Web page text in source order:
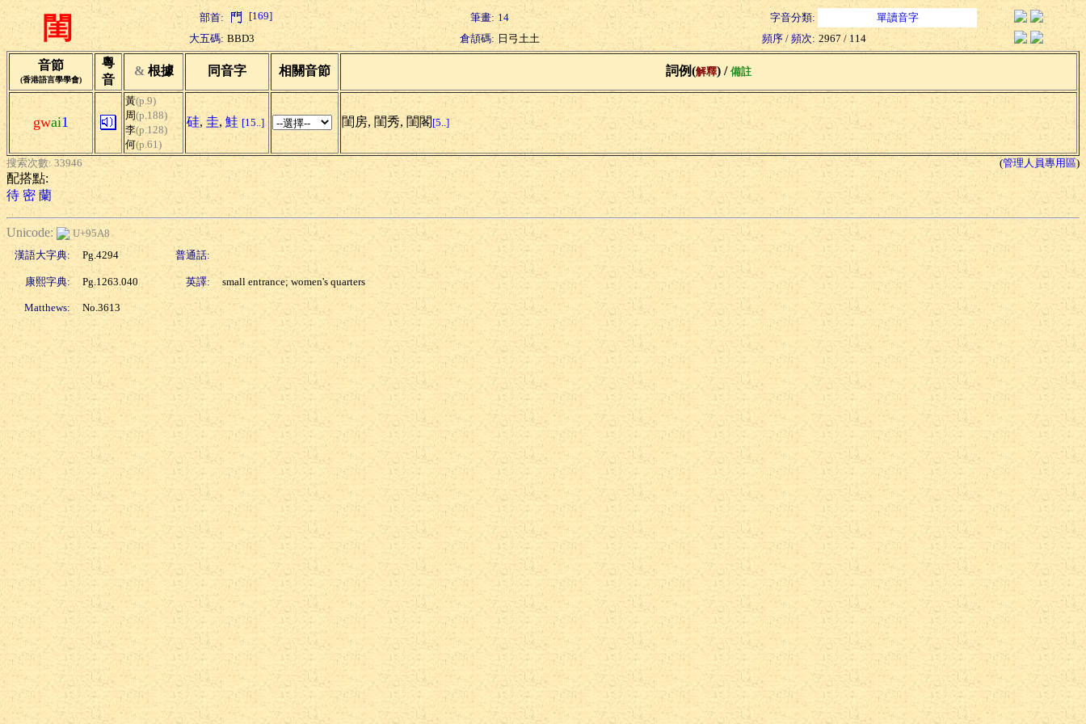
閨 部首: [169] 筆畫: 14 字音分類:
單讀音字
大五碼: BBD3 倉頡碼: 日弓土土 頻序 / 頻次: 2967 / 114
音節
(香港語言學學會)
粵
音
& 根據 同音字 相關音節 詞例(解釋) / 備註
gwai1
黃(p.9)
周(p.188)
李(p.128)
何(p.61)
硅, 圭, 鮭 [15..] 閨房, 閨秀, 閨閣 [5..]
搜索次數: 33946 (管理人員專用區)
配搭點:
待 密 蘭
Unicode:
U+95A8
漢語大字典:
Pg.4294 普通話:
康熙字典: Pg.1263.040 英譯: small entrance; women's quarters
Matthews: No.3613